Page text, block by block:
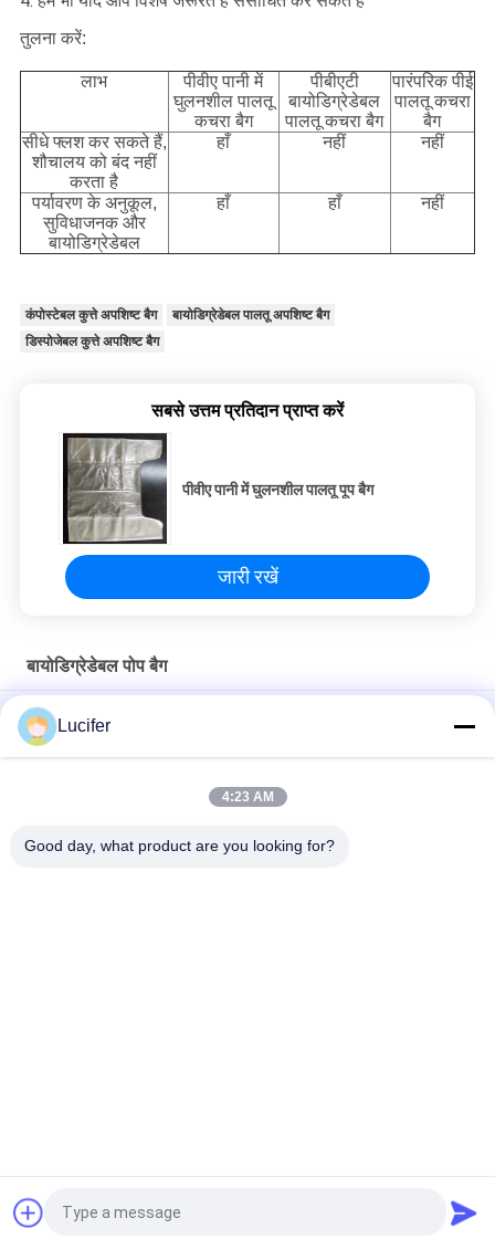
तुलना करें:
लाभ
पीवीए पानी में
घुलनशील पालतू
कचरा बैग
पीबीएटी
बायोडिग्रेडेबल
पालतू कचरा बैग
पारंपरिक पीई
पालतू कचरा
बैग
सीधे फ्लश कर सकते हैं,
शौचालय को बंद नहीं
करता है
हाँ नहीं नहीं
पर्यावरण के अनुकूल,
सुविधाजनक और
बायोडिग्रेडेबल
हाँ हाँ नहीं
कंपोस्टेबल कुत्ते अपशिष्ट बैग
बायोडिग्रेडेबल पालतू अपशिष्ट बैग
डिस्पोजेबल कुत्ते अपशिष्ट बैग
सबसे उत्तम प्रतिदान प्राप्त करें
पीवीए पानी में घुलनशील पालतू पूप बैग
जारी रखें
बायोडिग्रेडेबल पोप बैग
पीएलए बायोडिग्रेडेबल पोप बैग पालतू कुत्ता डिस्पेंसर कस्टम लोगो उपलब्ध के साथ
उपयोग करेंLucifer
4:23 AM
Good day, what product are you looking for?